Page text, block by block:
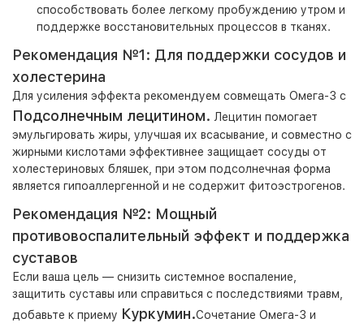
способствовать более легкому пробуждению утром и
поддержке восстановительных процессов в тканях.
Рекомендация №1: Для поддержки сосудов и
холестерина
Для усиления эффекта рекомендуем совмещать Омега-3 с
Подсолнечным лецитином. Лецитин помогает
эмульгировать жиры, улучшая их всасывание, и совместно с
жирными кислотами эффективнее защищает сосуды от
холестериновых бляшек, при этом подсолнечная форма
является гипоаллергенной и не содержит фитоэстрогенов.
Рекомендация №2: Мощный
противовоспалительный эффект и поддержка
суставов
Если ваша цель — снизить системное воспаление,
защитить суставы или справиться с последствиями травм,
добавьте к приему Куркумин.Сочетание Омега-3 и